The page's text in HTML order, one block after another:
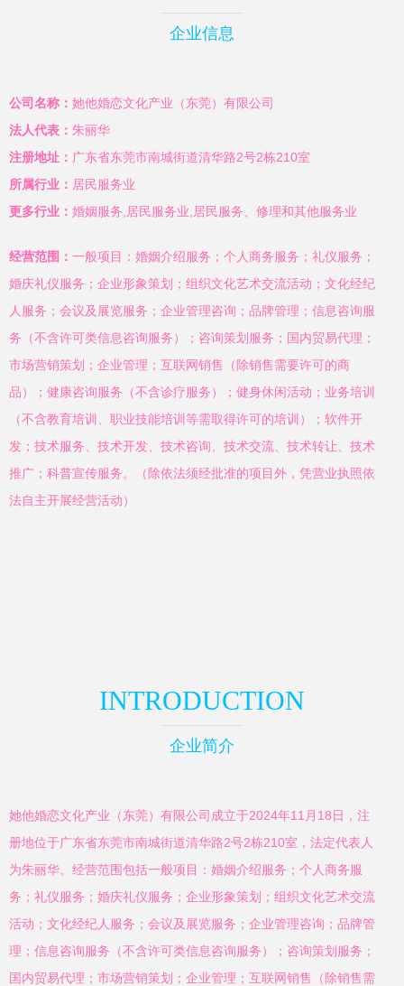
企业信息
公司名称： 她他婚恋文化产业（东莞）有限公司
法人代表： 朱丽华
注册地址： 广东省东莞市南城街道清华路2号2栋210室
所属行业： 居民服务业
更多行业： 婚姻服务,居民服务业,居民服务、修理和其他服务业
经营范围： 一般项目：婚姻介绍服务；个人商务服务；礼仪服务；
婚庆礼仪服务；企业形象策划；组织文化艺术交流活动；文化经纪
人服务；会议及展览服务；企业管理咨询；品牌管理；信息咨询服
务（不含许可类信息咨询服务）；咨询策划服务；国内贸易代理；
市场营销策划；企业管理；互联网销售（除销售需要许可的商
品）；健康咨询服务（不含诊疗服务）；健身休闲活动；业务培训
（不含教育培训、职业技能培训等需取得许可的培训）；软件开
发；技术服务、技术开发、技术咨询、技术交流、技术转让、技术
推广；科普宣传服务。（除依法须经批准的项目外，凭营业执照依
法自主开展经营活动）
INTRODUCTION
企业简介
她他婚恋文化产业（东莞）有限公司成立于2024年11月18日，注
册地位于广东省东莞市南城街道清华路2号2栋210室，法定代表人
为朱丽华。经营范围包括一般项目：婚姻介绍服务；个人商务服
务；礼仪服务；婚庆礼仪服务；企业形象策划；组织文化艺术交流
活动；文化经纪人服务；会议及展览服务；企业管理咨询；品牌管
理；信息咨询服务（不含许可类信息咨询服务）；咨询策划服务；
国内贸易代理；市场营销策划；企业管理；互联网销售（除销售需